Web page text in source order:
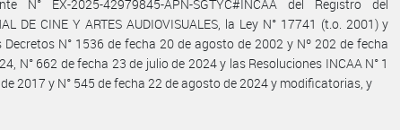
N° EX-2025-42979845-APN-SGTYC#INCAA del Registro del
DE CINE Y ARTES AUDIOVISUALES, la Ley N° 17741 (t.o. 2001) y
N° 1536 de fecha 20 de agosto de 2002 y Nº 202 de fecha
N° 662 de fecha 23 de julio de 2024 y las Resoluciones INCAA N° 1
2017 y N° 545 de fecha 22 de agosto de 2024 y modificatorias, y